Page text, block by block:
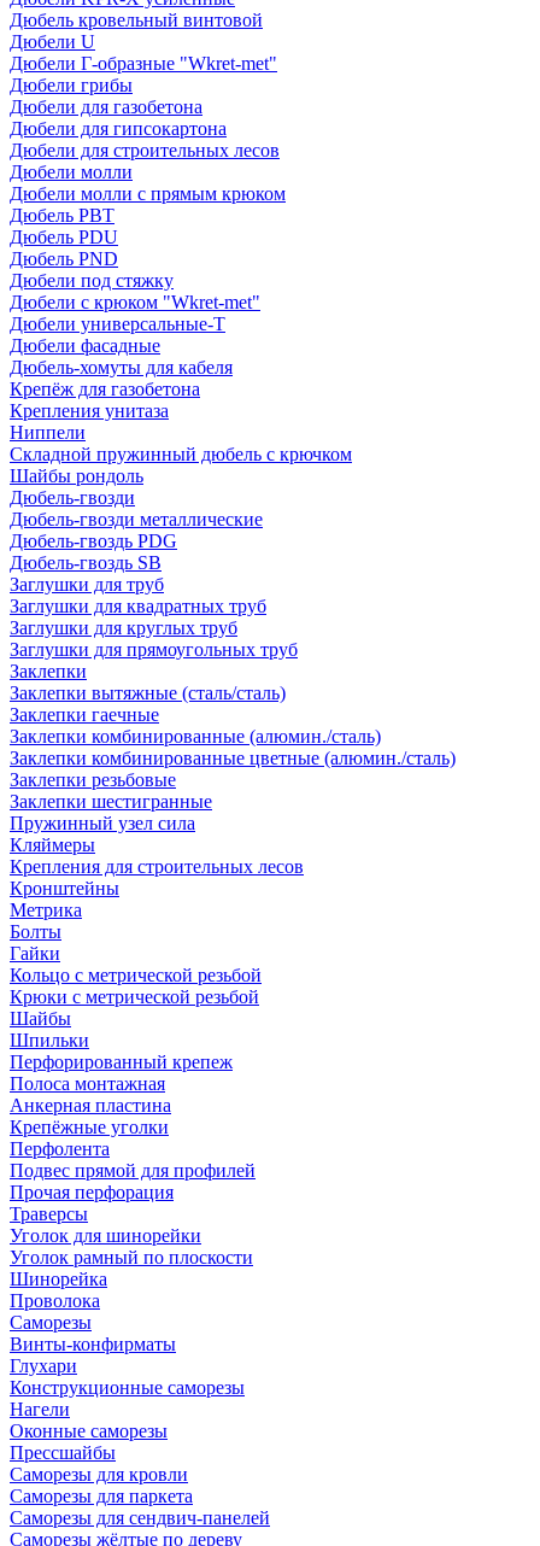
Дюбель кровельный винтовой
Дюбели U
Дюбели Г-образные "Wkret-met"
Дюбели грибы
Дюбели для газобетона
Дюбели для гипсокартона
Дюбели для строительных лесов
Дюбели молли
Дюбели молли с прямым крюком
Дюбель PBT
Дюбель PDU
Дюбель PND
Дюбели под стяжку
Дюбели с крюком "Wkret-met"
Дюбели универсальные-Т
Дюбели фасадные
Дюбель-хомуты для кабеля
Крепёж для газобетона
Крепления унитаза
Ниппели
Складной пружинный дюбель с крючком
Шайбы рондоль
Дюбель-гвозди
Дюбель-гвозди металлические
Дюбель-гвоздь PDG
Дюбель-гвоздь SB
Заглушки для труб
Заглушки для квадратных труб
Заглушки для круглых труб
Заглушки для прямоугольных труб
Заклепки
Заклепки вытяжные (сталь/сталь)
Заклепки гаечные
Заклепки комбинированные (алюмин./сталь)
Заклепки комбинированные цветные (алюмин./сталь)
Заклепки резьбовые
Заклепки шестигранные
Пружинный узел сила
Кляймеры
Крепления для строительных лесов
Кронштейны
Метрика
Болты
Гайки
Кольцо с метрической резьбой
Крюки с метрической резьбой
Шайбы
Шпильки
Перфорированный крепеж
Полоса монтажная
Анкерная пластина
Крепёжные уголки
Перфолента
Подвес прямой для профилей
Прочая перфорация
Траверсы
Уголок для шинорейки
Уголок рамный по плоскости
Шинорейка
Проволока
Саморезы
Винты-конфирматы
Глухари
Конструкционные саморезы
Нагели
Оконные саморезы
Прессшайбы
Саморезы для кровли
Саморезы для паркета
Саморезы для сендвич-панелей
Саморезы жёлтые по дереву